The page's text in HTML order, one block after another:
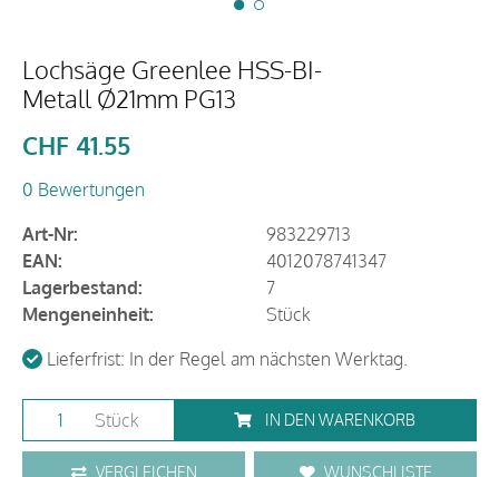
Lochsäge Greenlee HSS-BI-
Metall Ø21mm PG13
CHF 41.55
0 Bewertungen
Art-Nr:
983229713
EAN:
4012078741347
Lagerbestand:
7
Mengeneinheit:
Stück
Lieferfrist: In der Regel am nächsten Werktag.
Stück IN DEN WARENKORB
VERGLEICHEN WUNSCHLISTE